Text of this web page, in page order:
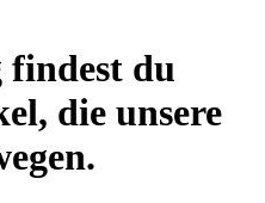
du
die unsere